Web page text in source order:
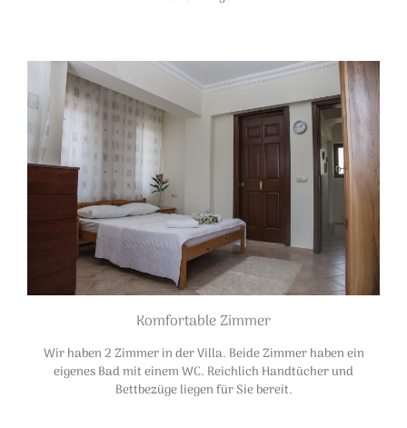
Komfortable Zimmer
Wir haben 2 Zimmer in der Villa. Beide Zimmer haben ein
eigenes Bad mit einem WC. Reichlich Handtücher und
Bettbezüge liegen für Sie bereit.